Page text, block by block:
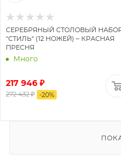
СЕРЕБРЯНЫЙ СТОЛОВЫЙ
"СТИЛЬ" (12 НОЖЕЙ) – КРАСНАЯ
ПРЕСНЯ
Много
217 946 ₽
272 432 ₽ -20%